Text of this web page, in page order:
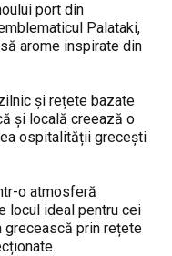
port din
Palataki,
arome inspirate din
și rețete bazate
și locală creează o
ospitalității grecești
o atmosferă
locul ideal pentru cei
prin rețete